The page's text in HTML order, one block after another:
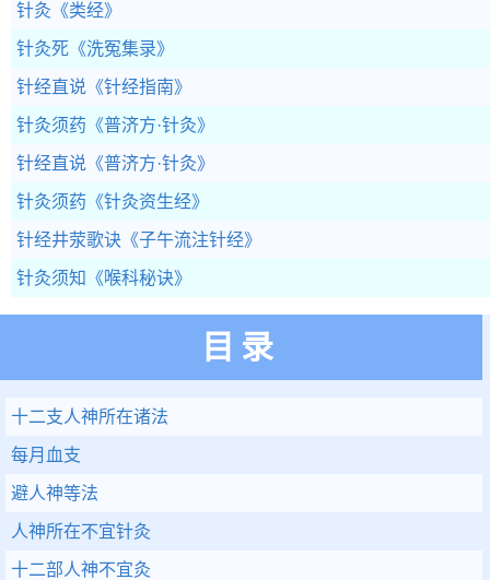
针灸 《类经》
针灸死 《洗冤集录》
针经直说 《针经指南》
针灸须药 《普济方·针灸》
针经直说 《普济方·针灸》
针灸须药 《针灸资生经》
针经井荥歌诀 《子午流注针经》
针灸须知 《喉科秘诀》
目录
十二支人神所在诸法
每月血支
避人神等法
人神所在不宜针灸
十二部人神不宜灸